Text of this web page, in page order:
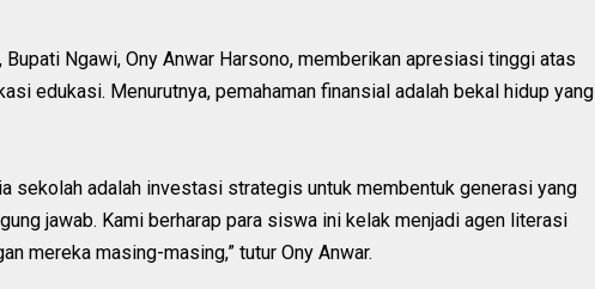
Ngawi, Ony Anwar Harsono, memberikan apresiasi tinggi atas
edukasi. Menurutnya, pemahaman finansial adalah bekal hidup yang
sekolah adalah investasi strategis untuk membentuk generasi yang
jawab. Kami berharap para siswa ini kelak menjadi agen literasi
mereka masing-masing,” tutur Ony Anwar.